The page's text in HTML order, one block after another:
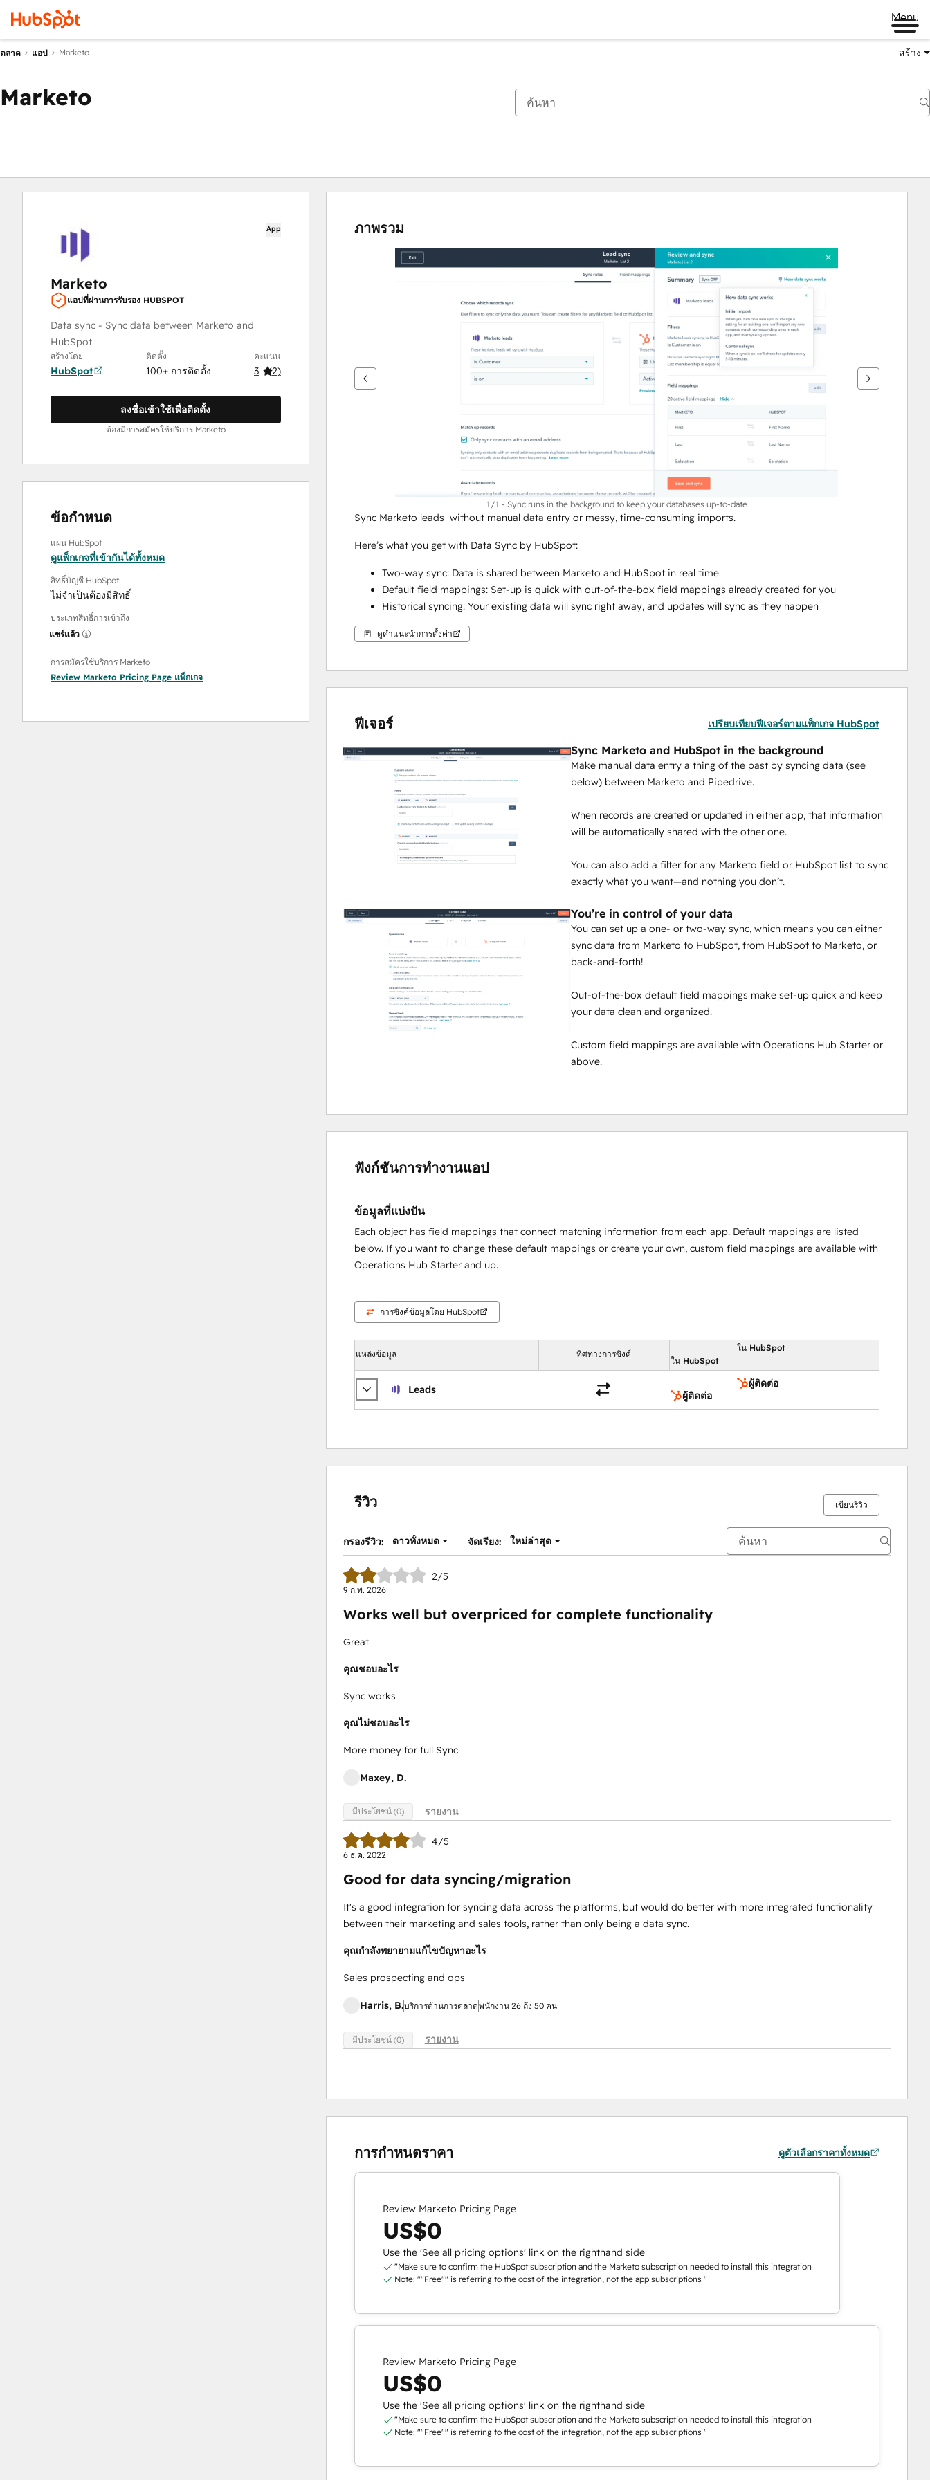
Menu
ตลาด แอป Marketo สร้าง
Marketo
App
Marketo
แอปที่ผ่านการรับรอง HUBSPOT
Data sync - Sync data between Marketo and
HubSpot
สร้างโดย
HubSpot
ติดตั้ง
100+ การติดตั้ง
คะแนน
3 (2)
ลงชื่อเข้าใช้เพื่อติดตั้ง
ต้องมีการสมัครใช้บริการ Marketo
ข้อกำหนด
แผน HubSpot
ดูแพ็กเกจที่เข้ากันได้ทั้งหมด
สิทธิ์บัญชี HubSpot
ไม่จำเป็นต้องมีสิทธิ์
ประเภทสิทธิ์การเข้าถึง
แชร์แล้ว
การสมัครใช้บริการ Marketo
Review Marketo Pricing Page แพ็กเกจ
ภาพรวม
กา
รอื่นๆ
1/1 - Sync runs in the background to keep your databases up-to-date
Sync Marketo leads  without manual data entry or messy, time-consuming imports.
Here’s what you get with Data Sync by HubSpot:
Two-way sync: Data is shared between Marketo and HubSpot in real time
Default field mappings: Set-up is quick with out-of-the-box field mappings already created for you
Historical syncing: Your existing data will sync right away, and updates will sync as they happen
ดูคำแนะนำการตั้งค่า
ฟีเจอร์ เปรียบเทียบฟีเจอร์ตามแพ็กเกจ HubSpot
Sync Marketo and HubSpot in the background
Make manual data entry a thing of the past by syncing data (see
below) between Marketo and Pipedrive.
When records are created or updated in either app, that information
will be automatically shared with the other one.
You can also add a filter for any Marketo field or HubSpot list to sync
exactly what you want—and nothing you don’t.
You’re in control of your data
You can set up a one- or two-way sync, which means you can either
sync data from Marketo to HubSpot, from HubSpot to Marketo, or
back-and-forth!
Out-of-the-box default field mappings make set-up quick and keep
your data clean and organized.
Custom field mappings are available with Operations Hub Starter or
above.
ฟังก์ชันการทำงานแอป
ข้อมูลที่แบ่งปัน
Each object has field mappings that connect matching information from each app. Default mappings are listed
below. If you want to change these default mappings or create your own, custom field mappings are available with
Operations Hub Starter and up.
การซิงค์ข้อมูลโดย HubSpot
แหล่งข้อมูล ทิศทางการซิงค์
ใน HubSpot
ใน HubSpot
Leads
ผู้ติดต่อ
ผู้ติดต่อ
รีวิว เขียนรีวิว
กรองรีวิว: ดาวทั้งหมด จัดเรียง: ใหม่ล่าสุด
2/5
9 ก.พ. 2026
Works well but overpriced for complete functionality
Great
คุณชอบอะไร
Sync works
คุณไม่ชอบอะไร
More money for full Sync
Maxey, D.
มีประโยชน์ (0) รายงาน
4/5
6 ธ.ค. 2022
Good for data syncing/migration
It's a good integration for syncing data across the platforms, but would do better with more integrated functionality
between their marketing and sales tools, rather than only being a data sync.
คุณกำลังพยายามแก้ไขปัญหาอะไร
Sales prospecting and ops
Harris, B.บริการด้านการตลาดพนักงาน 26 ถึง 50 คน
มีประโยชน์ (0) รายงาน
การกำหนดราคา ดูตัวเลือกราคาทั้งหมด
Review Marketo Pricing Page
US$0
Use the 'See all pricing options' link on the righthand side
"Make sure to confirm the HubSpot subscription and the Marketo subscription needed to install this integration
Note: ""Free"" is referring to the cost of the integration, not the app subscriptions "
Review Marketo Pricing Page
US$0
Use the 'See all pricing options' link on the righthand side
"Make sure to confirm the HubSpot subscription and the Marketo subscription needed to install this integration
Note: ""Free"" is referring to the cost of the integration, not the app subscriptions "